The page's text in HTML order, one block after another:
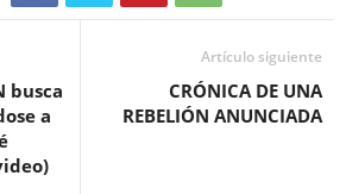
busca
a
Artículo siguiente
CRÓNICA DE UNA
REBELIÓN ANUNCIADA